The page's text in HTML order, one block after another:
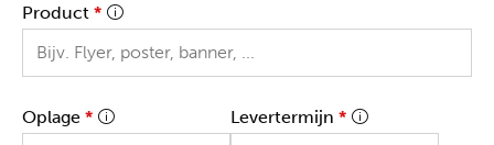
Product *
Oplage * Levertermijn *